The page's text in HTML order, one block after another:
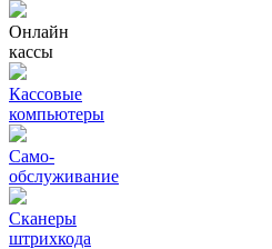
Онлайн
кассы
Кассовые
компьютеры
Само-
обслуживание
Сканеры
штрихкода